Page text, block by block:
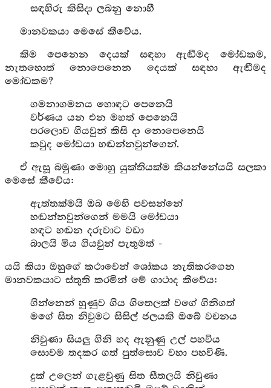
සඳහිරු කිසිදා ලබනු නොහී
මානවකයා මෙසේ කීවේය.
කිම පෙනෙන දෙයක් සඳහා ඇඬීමද මෝඩකම,
නැතහොත් නොපෙනෙන දෙයක් සඳහා ඇඬීමද
මෝඩකම?
ගමනාගමනය හොඳට පෙනෙයි
වර්ණය යන එන මහත් පෙනෙයි
පරලොව ගියවුන් කිසි දා නොපෙනෙයි
කවුද මෝඩයා හඬන්නවුන්ගෙන්.
ඒ ඇසූ බමුණා මොහු යුක්තියක්ම කියන්නේයයි සලකා
මෙසේ කීවේය:
ඇත්තක්මයි ඔබ මෙහි පවසන්නේ
හඬන්නවුන්ගෙන් මමයි මෝඩයා
හඳට හඬන දරුවාට වඩා
බාලයි මිය ගියවුන් පැතුමත් -
යයි කියා ඔහුගේ කථාවෙන් ශෝකය නැතිකරගෙන
මානවකයාට ස්තුති කරමින් මේ ගාථාද කීවේය:
ගින්නෙන් හුණුව ගිය ගිතෙලක් වගේ ගිනිගත්
මගේ සිත නිවුමට සිසිල් ජලයකි ඔබේ වචනය
නිවුණා සියලු ගිනි හද ඇනුණු උල් පහවිය
සොවම තදකර ගත් පුත්සොව වහා පහවිණි.
දුක් උලෙන් ගැළවුණු සිත සීතලයි නිවුණා